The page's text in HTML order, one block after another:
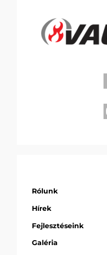
Rólunk
Hírek
Fejlesztéseink
Galéria